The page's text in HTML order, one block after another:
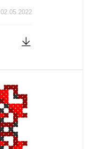
02.05.2022